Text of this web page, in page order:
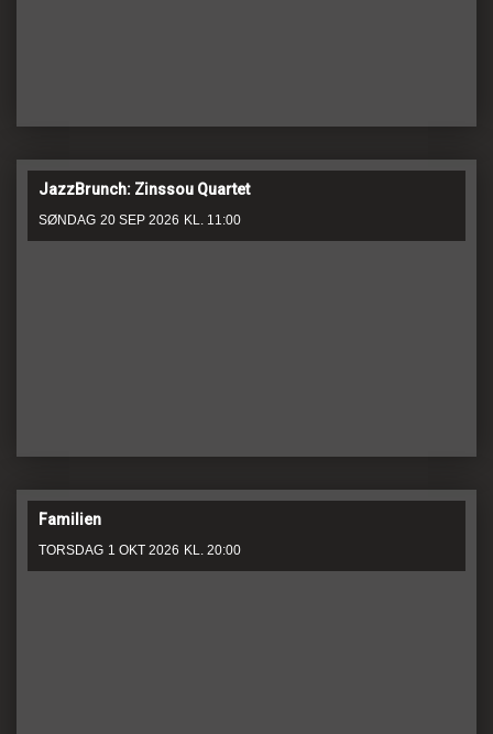
JazzBrunch: Zinssou Quartet
SØNDAG 20 SEP 2026 KL. 11:00
Familien
TORSDAG 1 OKT 2026 KL. 20:00